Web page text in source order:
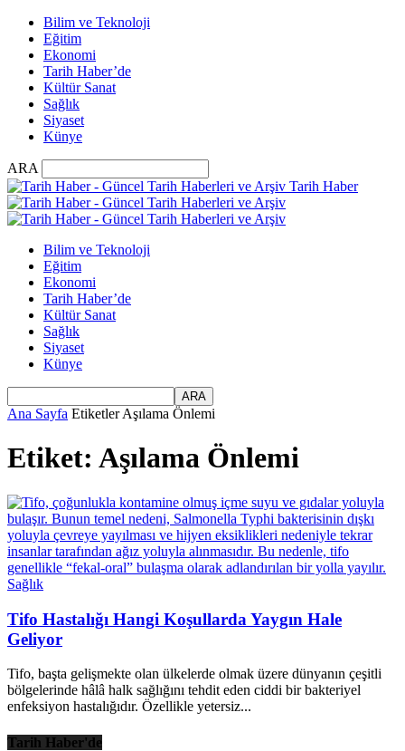
Bilim ve Teknoloji
Eğitim
Ekonomi
Tarih Haber’de
Kültür Sanat
Sağlık
Siyaset
Künye
ARA
Tarih Haber
Bilim ve Teknoloji
Eğitim
Ekonomi
Tarih Haber’de
Kültür Sanat
Sağlık
Siyaset
Künye
Ana Sayfa Etiketler Aşılama Önlemi
Etiket: Aşılama Önlemi
Sağlık
Tifo Hastalığı Hangi Koşullarda Yaygın Hale
Geliyor
Tifo, başta gelişmekte olan ülkelerde olmak üzere dünyanın çeşitli
bölgelerinde hâlâ halk sağlığını tehdit eden ciddi bir bakteriyel
enfeksiyon hastalığıdır. Özellikle yetersiz...
Tarih Haber'de